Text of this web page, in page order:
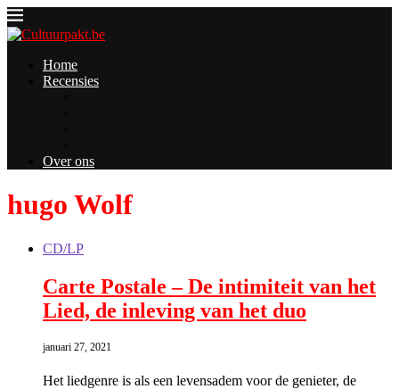
Home
Recensies
Over ons
hugo Wolf
CD/LP
Carte Postale – De intimiteit van het
Lied, de inleving van het duo
januari 27, 2021
Het liedgenre is als een levensadem voor de genieter, de